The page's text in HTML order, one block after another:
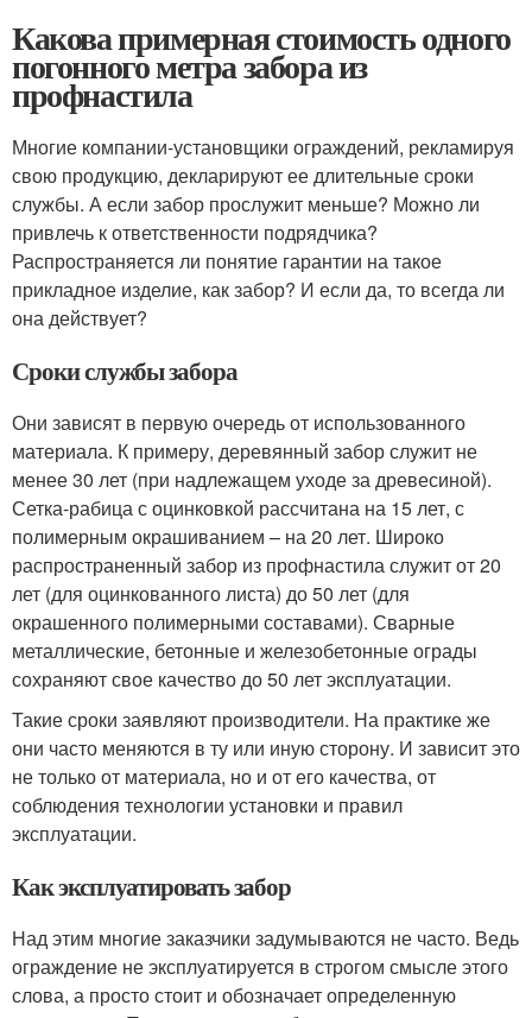
Какова примерная стоимость одного
погонного метра забора из
профнастила
Многие компании-установщики ограждений, рекламируя
свою продукцию, декларируют ее длительные сроки
службы. А если забор прослужит меньше? Можно ли
привлечь к ответственности подрядчика?
Распространяется ли понятие гарантии на такое
прикладное изделие, как забор? И если да, то всегда ли
она действует?
Сроки службы забора
Они зависят в первую очередь от использованного
материала. К примеру, деревянный забор служит не
менее 30 лет (при надлежащем уходе за древесиной).
Сетка-рабица с оцинковкой рассчитана на 15 лет, с
полимерным окрашиванием – на 20 лет. Широко
распространенный забор из профнастила служит от 20
лет (для оцинкованного листа) до 50 лет (для
окрашенного полимерными составами). Сварные
металлические, бетонные и железобетонные ограды
сохраняют свое качество до 50 лет эксплуатации.
Такие сроки заявляют производители. На практике же
они часто меняются в ту или иную сторону. И зависит это
не только от материала, но и от его качества, от
соблюдения технологии установки и правил
эксплуатации.
Как эксплуатировать забор
Над этим многие заказчики задумываются не часто. Ведь
ограждение не эксплуатируется в строгом смысле этого
слова, а просто стоит и обозначает определенную